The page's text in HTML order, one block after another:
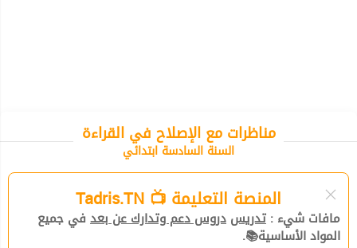
مناظرات مع الإصلاح في القراءة
السنة السادسة ابتدائي
المنصة التعليمة 📺 Tadris.TN
مافات شيء : تدريس دروس دعم وتدارك عن بعد في جميع
المواد الأساسية📚.